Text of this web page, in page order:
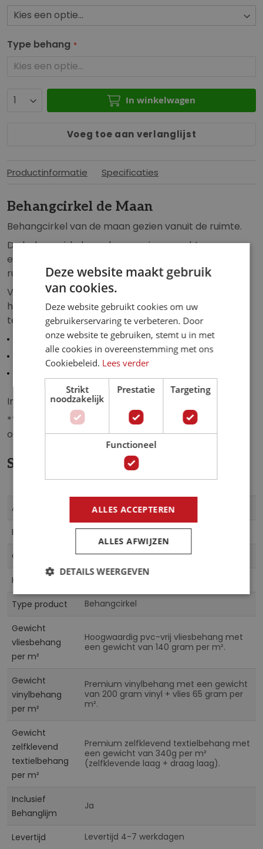
g
e
i
j
b
e
b
e
l
i
n
g
e
n
-
l
l
r
i
j
Type behang
In winkelwagen
Voeg toe aan verlanglijst
Productinformatie Specificaties
Behangcirkel de Maan
Behangcirkel van de maan gezien vanuit de ruimte.
De behangcirkel van de maan is een echte
eyecatcher en is de perfecte aanvulling op iedere
ruimte.
Verkrijgbaar op topkwaliteit vliesbehang,
hoogwaardig vinylbehang en zelfklevend, premium
textielbehang in de formaten:
Diameter: 91 cm - 1 deel.
Diameter: 145 cm - 2 delen.
Inclusief behanglijm*.
*Textielbehang wordt zonder behanglijm geleverd
omdat hier een zelfklevende laag aan vast zit.
Specificaties
Artikelnummer Cir10469
EAN 5903011194407
Collectie CN
Kleur
Type product Behangcirkel
Gewicht
vliesbehang
per m²
Hoogwaardig pvc-vrij vliesbehang met
een gewicht van 140 gram per m².
Gewicht
vinylbehang
per m²
Premium vinylbehang met een gewicht
van 200 gram vinyl + vlies 65 gram per
m².
Gewicht
zelfklevend
textielbehang
per m²
Premium zelfklevend textielbehang met
een gewicht van 340g per m²
(zelfklevende laag + draag laag).
Inclusief
Behanglijm
Ja
Levertijd Levertijd 4-7 werkdagen
Deze website maakt gebruik
van cookies.
Deze website gebruikt cookies om uw
gebruikerservaring te verbeteren. Door
onze website te gebruiken, stemt u in met
alle cookies in overeenstemming met ons
Cookiebeleid. Lees verder
Strikt
noodzakelijk
Prestatie Targeting
Functioneel
ALLES ACCEPTEREN
ALLES AFWIJZEN
DETAILS WEERGEVEN